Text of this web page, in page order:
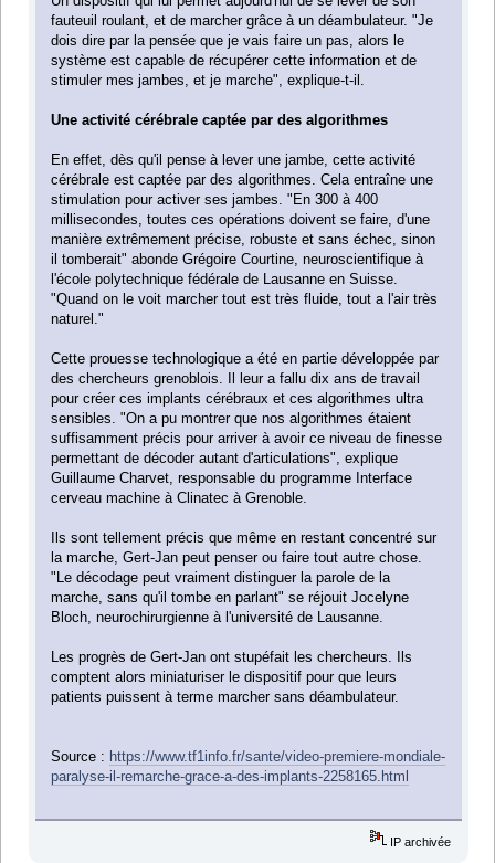
fauteuil roulant, et de marcher grâce à un déambulateur. "Je
dois dire par la pensée que je vais faire un pas, alors le
système est capable de récupérer cette information et de
stimuler mes jambes, et je marche", explique-t-il.
Une activité cérébrale captée par des algorithmes
En effet, dès qu'il pense à lever une jambe, cette activité
cérébrale est captée par des algorithmes. Cela entraîne une
stimulation pour activer ses jambes. "En 300 à 400
millisecondes, toutes ces opérations doivent se faire, d'une
manière extrêmement précise, robuste et sans échec, sinon
il tomberait" abonde Grégoire Courtine, neuroscientifique à
l'école polytechnique fédérale de Lausanne en Suisse.
"Quand on le voit marcher tout est très fluide, tout a l'air très
naturel."
Cette prouesse technologique a été en partie développée par
des chercheurs grenoblois. Il leur a fallu dix ans de travail
pour créer ces implants cérébraux et ces algorithmes ultra
sensibles. "On a pu montrer que nos algorithmes étaient
suffisamment précis pour arriver à avoir ce niveau de finesse
permettant de décoder autant d'articulations", explique
Guillaume Charvet, responsable du programme Interface
cerveau machine à Clinatec à Grenoble.
Ils sont tellement précis que même en restant concentré sur
la marche, Gert-Jan peut penser ou faire tout autre chose.
"Le décodage peut vraiment distinguer la parole de la
marche, sans qu'il tombe en parlant" se réjouit Jocelyne
Bloch, neurochirurgienne à l'université de Lausanne.
Les progrès de Gert-Jan ont stupéfait les chercheurs. Ils
comptent alors miniaturiser le dispositif pour que leurs
patients puissent à terme marcher sans déambulateur.
Source : https://www.tf1info.fr/sante/video-premiere-mondiale-
paralyse-il-remarche-grace-a-des-implants-2258165.html
IP archivée